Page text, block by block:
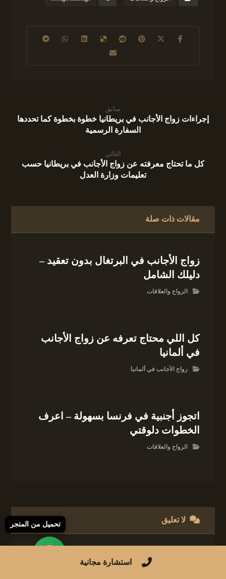
سابق
إجراءات زواج الأجانب في بريطانيا خطوة بخطوة كما تحددها
السفارة الرسمية
التالي
كل ما تحتاج معرفته عن زواج الأجانب في بريطانيا حسب
تعليمات وزارة العدل
مقالات ذات صلة
زواج الأجانب في البرتغال بدون تعقيد –
دليلك الشامل
الزواج والعلاقات
كل اللي محتاج تعرفه عن زواج الأجانب
في ألمانيا
زواج الأجانب في ألمانيا
اتجوز أجنبية في فرنسا بسهولة – اعرف
الخطوات دلوقتي
الزواج والعلاقات
لا تعليق
اترك تعليقاً استشارة مجانية
تحميل من المتجر